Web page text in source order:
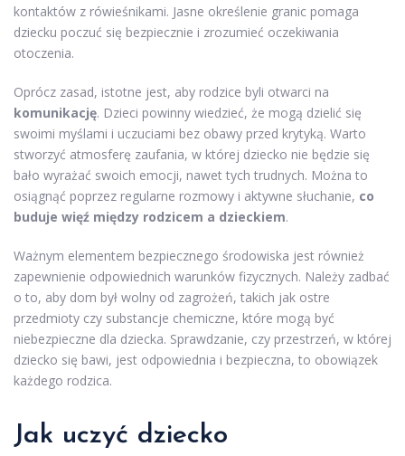
kontaktów z rówieśnikami. Jasne określenie granic pomaga
dziecku poczuć się bezpiecznie i zrozumieć oczekiwania
otoczenia.
Oprócz zasad, istotne jest, aby rodzice byli otwarci na
komunikację. Dzieci powinny wiedzieć, że mogą dzielić się
swoimi myślami i uczuciami bez obawy przed krytyką. Warto
stworzyć atmosferę zaufania, w której dziecko nie będzie się
bało wyrażać swoich emocji, nawet tych trudnych. Można to
osiągnąć poprzez regularne rozmowy i aktywne słuchanie, co
buduje więź między rodzicem a dzieckiem.
Ważnym elementem bezpiecznego środowiska jest również
zapewnienie odpowiednich warunków fizycznych. Należy zadbać
o to, aby dom był wolny od zagrożeń, takich jak ostre
przedmioty czy substancje chemiczne, które mogą być
niebezpieczne dla dziecka. Sprawdzanie, czy przestrzeń, w której
dziecko się bawi, jest odpowiednia i bezpieczna, to obowiązek
każdego rodzica.
Jak uczyć dziecko